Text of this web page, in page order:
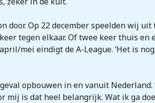
Op 22 december speelden wij uit
tegen elkaar. Of twee keer thuis
mei eindigt de A-League. ‘Het is
opbouwen in en vanuit Nederland.
mij is dat heel belangrijk. Wat ik ga